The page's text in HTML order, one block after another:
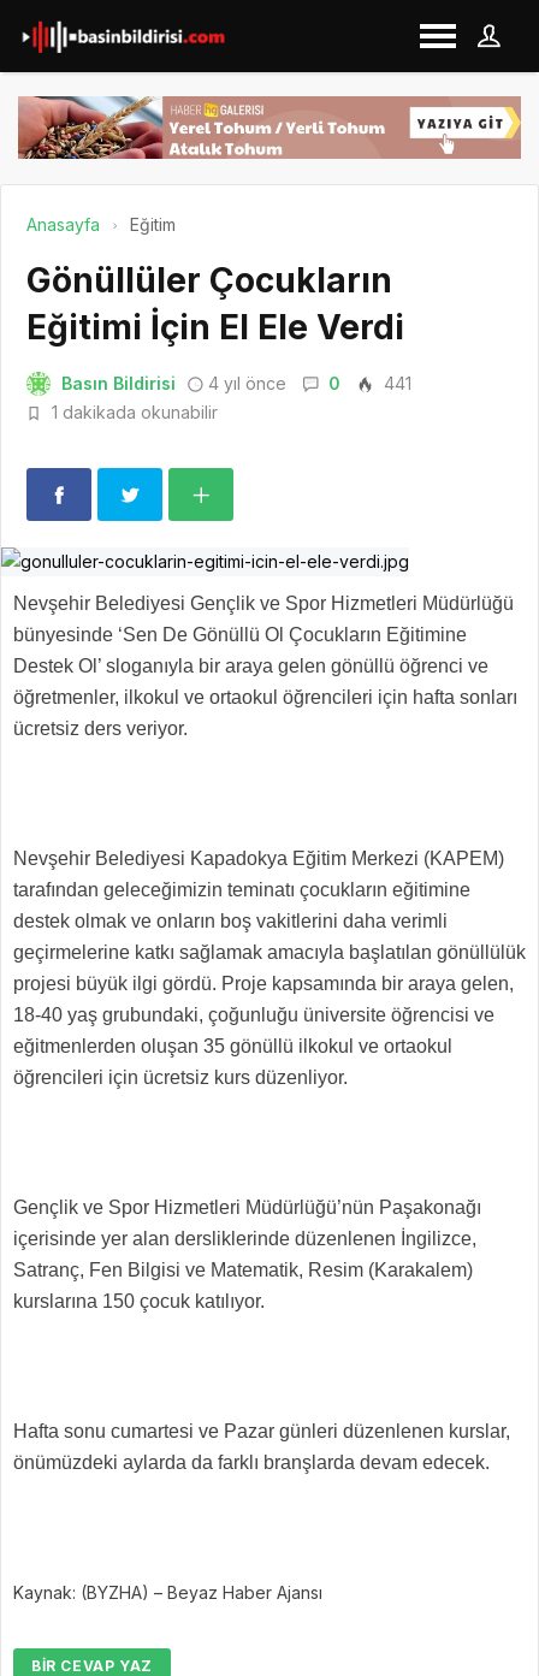
Anasayfa Eğitim
Gönüllüler Çocukların
Eğitimi İçin El Ele Verdi
Basın Bildirisi 4 yıl önce 0
441
1 dakikada okunabilir
Nevşehir Belediyesi Gençlik ve Spor Hizmetleri Müdürlüğü
bünyesinde ‘Sen De Gönüllü Ol Çocukların Eğitimine
Destek Ol’ sloganıyla bir araya gelen gönüllü öğrenci ve
öğretmenler, ilkokul ve ortaokul öğrencileri için hafta sonları
ücretsiz ders veriyor.
Nevşehir Belediyesi Kapadokya Eğitim Merkezi (KAPEM)
tarafından geleceğimizin teminatı çocukların eğitimine
destek olmak ve onların boş vakitlerini daha verimli
geçirmelerine katkı sağlamak amacıyla başlatılan gönüllülük
projesi büyük ilgi gördü. Proje kapsamında bir araya gelen,
18-40 yaş grubundaki, çoğunluğu üniversite öğrencisi ve
eğitmenlerden oluşan 35 gönüllü ilkokul ve ortaokul
öğrencileri için ücretsiz kurs düzenliyor.
Gençlik ve Spor Hizmetleri Müdürlüğü’nün Paşakonağı
içerisinde yer alan dersliklerinde düzenlenen İngilizce,
Satranç, Fen Bilgisi ve Matematik, Resim (Karakalem)
kurslarına 150 çocuk katılıyor.
Hafta sonu cumartesi ve Pazar günleri düzenlenen kurslar,
önümüzdeki aylarda da farklı branşlarda devam edecek.
Kaynak: (BYZHA) – Beyaz Haber Ajansı
BIR CEVAP YAZ